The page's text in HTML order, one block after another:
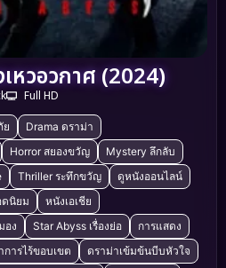
หวอวกาศ (2024)
Full HD
ย
Drama ดราม่า
Horror สยองขวัญ
Mystery ลึกลับ
Thriller ระทึกขวัญ
ดูหนังออนไลน์
นิยม
หนังเอเชีย
อง
Star Abyss เรื่องย่อ
การแสดง
ารไร้ขอบเขต
ดราม่าเข้มข้นบีบหัวใจ